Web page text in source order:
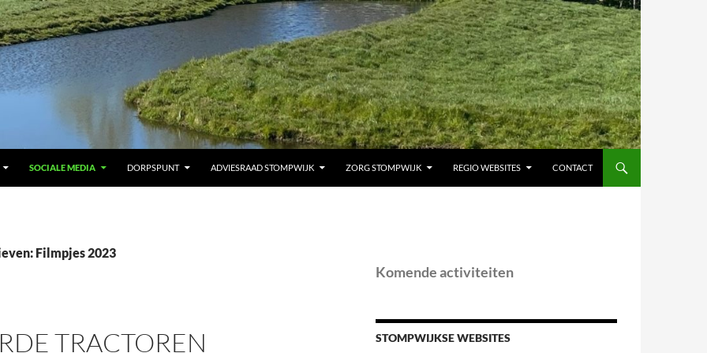
SOCIALE MEDIA DORPSPUNT ADVIESRAAD STOMPWIJK ZORG STOMPWIJK REGIO WEBSITES CONTACT
Filmpjes 2023
TRACTOREN
Komende activiteiten
STOMPWIJKSE WEBSITES